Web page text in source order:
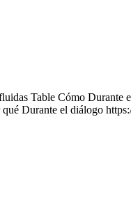
Table Cómo
Durante el diálogo